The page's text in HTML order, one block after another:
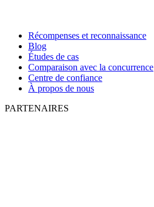
Récompenses et reconnaissance
Blog
Études de cas
Comparaison avec la concurrence
Centre de confiance
À propos de nous
PARTENAIRES